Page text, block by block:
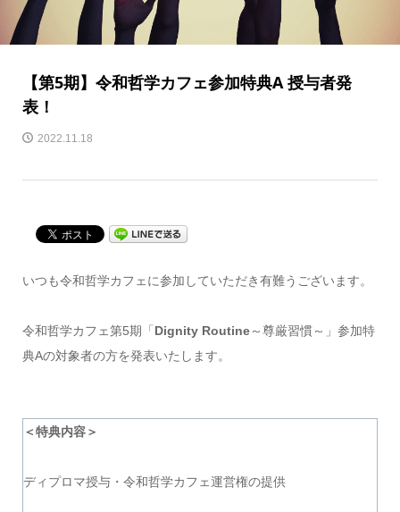
【第5期】令和哲学カフェ参加特典A 授与者発
表！
2022.11.18
いつも令和哲学カフェに参加していただき有難うございます。
令和哲学カフェ第5期「Dignity Routine～尊厳習慣～」参加特
典Aの対象者の方を発表いたします。
＜特典内容＞
ディプロマ授与・令和哲学カフェ運営権の提供